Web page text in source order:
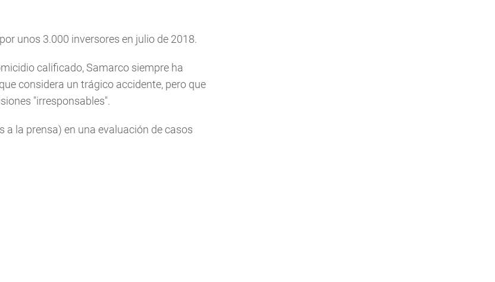
unos 3.000 inversores en julio de 2018.
calificado, Samarco siempre ha
considera un trágico accidente, pero que
"irresponsables".
la prensa) en una evaluación de casos